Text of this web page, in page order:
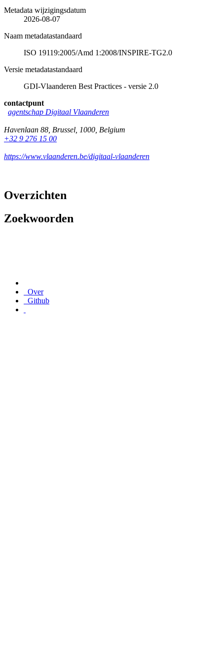
Metadata wijzigingsdatum
2026-08-07
Naam metadatastandaard
ISO 19119:2005/Amd 1:2008/INSPIRE-TG2.0
Versie metadatastandaard
GDI-Vlaanderen Best Practices - versie 2.0
contactpunt
agentschap Digitaal Vlaanderen
Havenlaan 88 Brussel 1000 Belgium
+32 9 276 15 00
https://www.vlaanderen.be/digitaal-vlaanderen
Overzichten
Zoekwoorden
Over
Github